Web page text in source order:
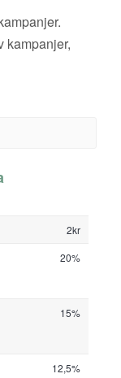
kampanjer,
2kr
20%
15%
12,5%